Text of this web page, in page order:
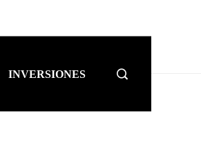
INVERSIONES